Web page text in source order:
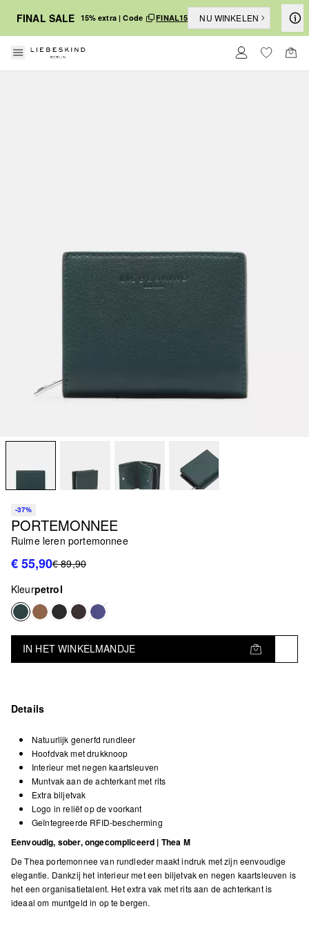
FINAL SALE 15% extra | Code FINAL15 NU WINKELEN
-37%
PORTEMONNEE
Ruime leren portemonnee
€ 55,90€ 89,90
Kleurpetrol
IN HET WINKELMANDJE
Details
Natuurlijk generfd rundleer
Hoofdvak met drukknoop
Interieur met negen kaartsleuven
Muntvak aan de achterkant met rits
Extra biljetvak
Logo in reliëf op de voorkant
Geïntegreerde RFID-bescherming
Eenvoudig, sober, ongecompliceerd | Thea M
De Thea portemonnee van rundleder maakt indruk met zijn eenvoudige
elegantie. Dankzij het interieur met een biljetvak en negen kaartsleuven is
het een organisatietalent. Het extra vak met rits aan de achterkant is
ideaal om muntgeld in op te bergen.